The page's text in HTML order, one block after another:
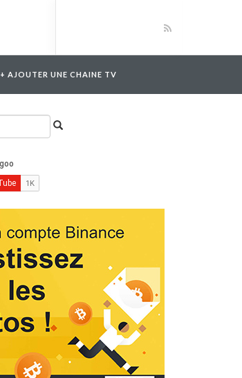
+ AJOUTER UNE CHAINE TV